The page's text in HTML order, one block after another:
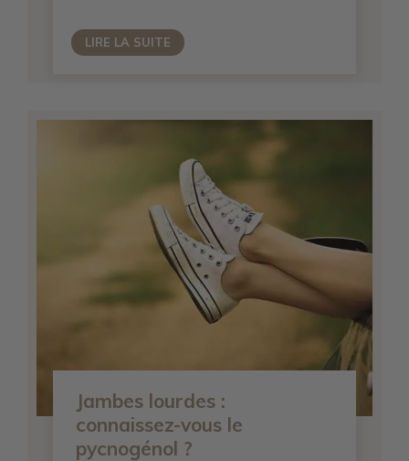
LIRE LA SUITE
Jambes lourdes :
connaissez-vous le
pycnogénol ?